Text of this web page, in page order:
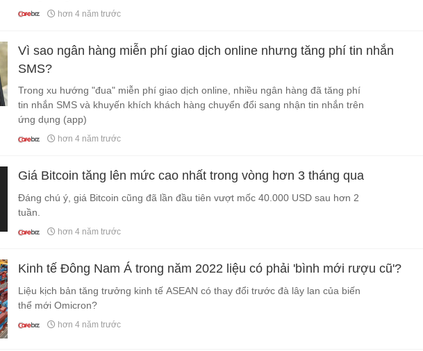
hơn 4 năm trước
Vì sao ngân hàng miễn phí giao dịch online nhưng tăng phí tin nhắn
SMS?
Trong xu hướng "đua" miễn phí giao dịch online, nhiều ngân hàng đã tăng phí
tin nhắn SMS và khuyến khích khách hàng chuyển đổi sang nhận tin nhắn trên
ứng dụng (app)
hơn 4 năm trước
Giá Bitcoin tăng lên mức cao nhất trong vòng hơn 3 tháng qua
Đáng chú ý, giá Bitcoin cũng đã lần đầu tiên vượt mốc 40.000 USD sau hơn 2
tuần.
hơn 4 năm trước
Kinh tế Đông Nam Á trong năm 2022 liệu có phải 'bình mới rượu cũ'?
Liệu kịch bản tăng trưởng kinh tế ASEAN có thay đổi trước đà lây lan của biến
thể mới Omicron?
hơn 4 năm trước